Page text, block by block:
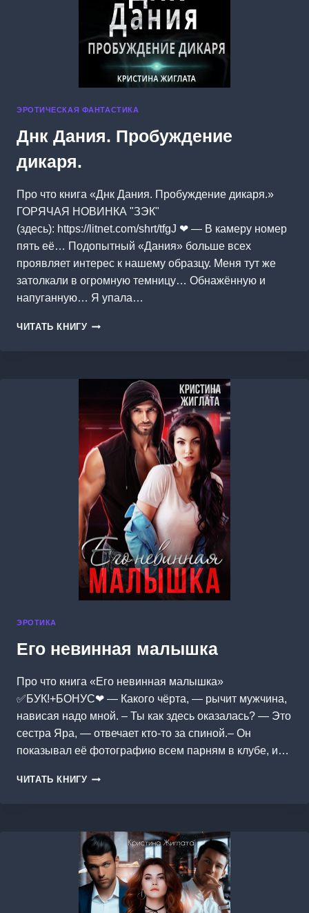
ЭРОТИЧЕСКАЯ ФАНТАСТИКА
Днк Дания. Пробуждение
дикаря.
Про что книга «Днк Дания. Пробуждение дикаря.»
ГОРЯЧАЯ НОВИНКА "ЗЭК"
(здесь): https://litnet.com/shrt/tfgJ ❤ — В камеру номер
пять её… Подопытный «Дания» больше всех
проявляет интерес к нашему образцу. Меня тут же
затолкали в огромную темницу… Обнажённую и
напуганную… Я упала…
ЧИТАТЬ КНИГУ ДНК
ЭРОТИКА
Его невинная малышка
Про что книга «Его невинная малышка»
✅БУК!+БОНУС❤ — Какого чёрта, — рычит мужчина,
нависая надо мной. – Ты как здесь оказалась? — Это
сестра Яра, — отвечает кто-то за спиной.– Он
показывал её фотографию всем парням в клубе, и…
ЧИТАТЬ КНИГУ ЕГО